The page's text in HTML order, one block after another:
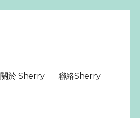
關於 Sherry 聯絡Sherry